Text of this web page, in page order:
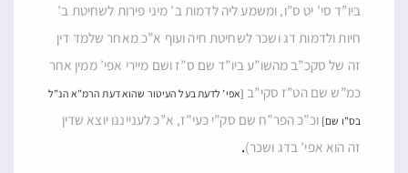
ביו”ד סי’ יט ס”ו, ומשמע ליה לדמות ב’ מיני פירות לשחיטת ב’
חיות ולדמות דג ושכר לשחיטת חיה ועוף א”כ מאחר שלמד דין
זה של סקכ”ב מהשו”ע ביו”ד שם ס”ז ושם מיירי אפי’ ממין אחר
כמ”ש שם הט”ז סקי”ב [אפי’ לדעת בעל העיטור שהוא דעת הרמ”א הנ”ל
בס”ו שם] וכ”כ הפר”ח שם סק”י כעי”ז, א”כ לענייננו יוצא שדין
זה הוא אפי’ בדג ושכר).